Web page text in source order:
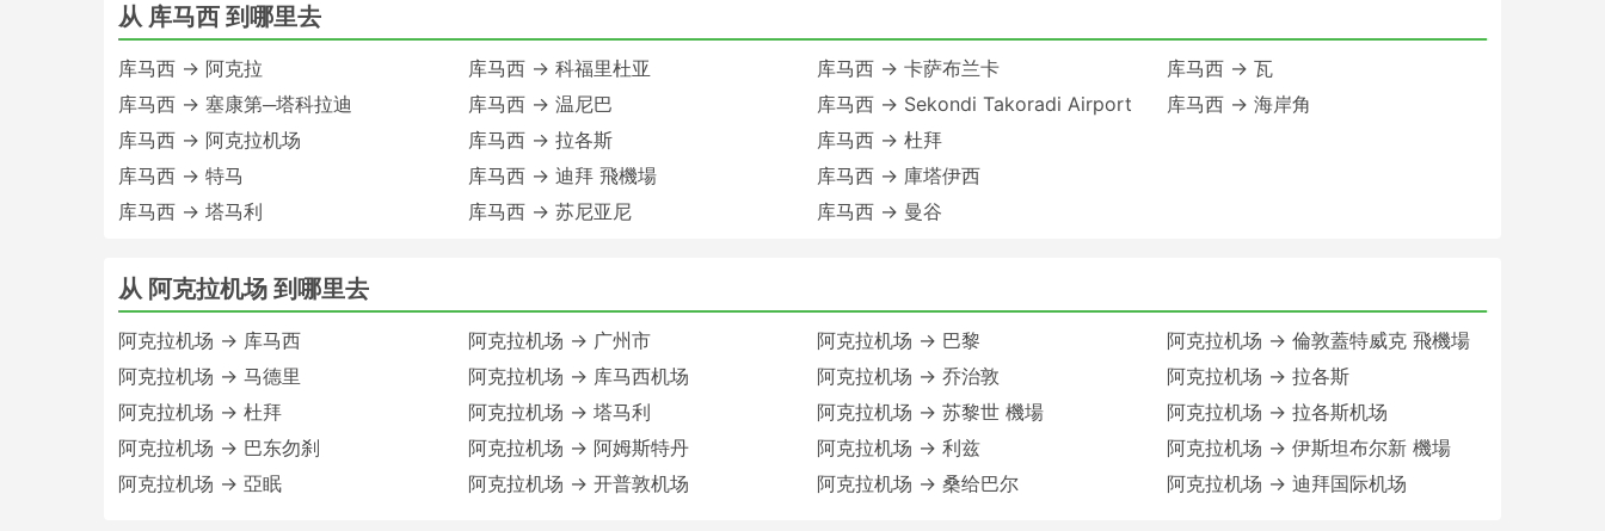
从 库马西 到哪里去
库马西 → 阿克拉
库马西 → 塞康第─塔科拉迪
库马西 → 阿克拉机场
库马西 → 特马
库马西 → 塔马利
库马西 → 科福里杜亚
库马西 → 温尼巴
库马西 → 拉各斯
库马西 → 迪拜 飛機場
库马西 → 苏尼亚尼
库马西 → 卡萨布兰卡
库马西 → Sekondi Takoradi Airport
库马西 → 杜拜
库马西 → 庫塔伊西
库马西 → 曼谷
库马西 → 瓦
库马西 → 海岸角
从 阿克拉机场 到哪里去
阿克拉机场 → 库马西
阿克拉机场 → 马德里
阿克拉机场 → 杜拜
阿克拉机场 → 巴东勿刹
阿克拉机场 → 亞眠
阿克拉机场 → 广州市
阿克拉机场 → 库马西机场
阿克拉机场 → 塔马利
阿克拉机场 → 阿姆斯特丹
阿克拉机场 → 开普敦机场
阿克拉机场 → 巴黎
阿克拉机场 → 乔治敦
阿克拉机场 → 苏黎世 機場
阿克拉机场 → 利兹
阿克拉机场 → 桑给巴尔
阿克拉机场 → 倫敦蓋特威克 飛機場
阿克拉机场 → 拉各斯
阿克拉机场 → 拉各斯机场
阿克拉机场 → 伊斯坦布尔新 機場
阿克拉机场 → 迪拜国际机场